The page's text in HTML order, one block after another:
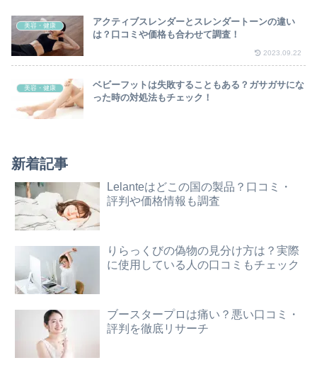
美容・健康
アクティブスレンダーとスレンダートーンの違い
は？口コミや価格も合わせて調査！
2023.09.22
美容・健康
ベビーフットは失敗することもある？ガサガサにな
った時の対処法もチェック！
新着記事
Lelanteはどこの国の製品？口コミ・
評判や価格情報も調査
りらっくびの偽物の見分け方は？実際
に使用している人の口コミもチェック
ブースタープロは痛い？悪い口コミ・
評判を徹底リサーチ